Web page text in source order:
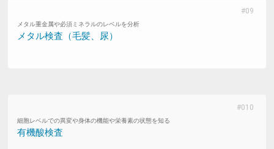
メタル重金属や必須ミネラルのレベルを分析
メタル検査（毛髪、尿）
細胞レベルでの異変や身体の機能や栄養素の状態を知る
有機酸検査